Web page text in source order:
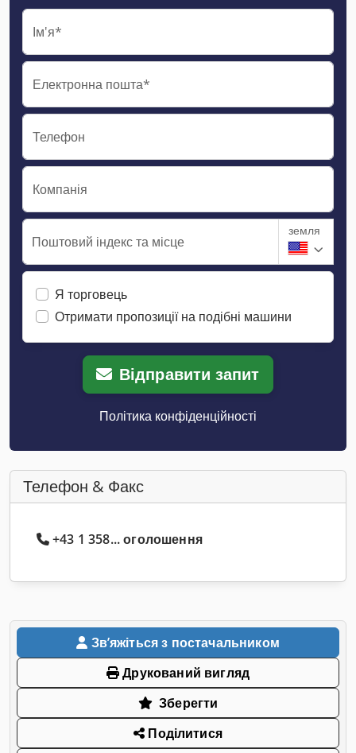
Ім'я*
Електронна пошта*
Телефон
Компанія
Поштовий індекс та місце
земля
Я торговець
Отримати пропозиції на подібні машини
Відправити запит
Політика конфіденційності
Телефон & Факс
+43 1 358... оголошення
Звʼяжіться з постачальником
Друкований вигляд
Зберегти
Поділитися